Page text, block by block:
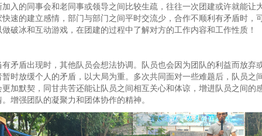
加入的同事会和老同事或领导之间比较生疏，往往一次团建或许就能让
快速的建立感情，部门与部门之间平时交流少，合作不顺利有矛盾时，
做破冰和互动游戏，在团建的过程中了解对方的工作内容和工作性质！
有矛盾出现时，其他队员会想法协调。队员也会因为团队的利益而放弃
暂时放缓个人的矛盾，以大局为重。多次共同面对一些难题后，队员之
更加默契，同甘共苦还能让队员之间相互关心和体谅，增进队员之间的
。增强团队的凝聚力和团体协作的精神。